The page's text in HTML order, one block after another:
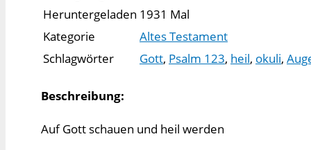
Heruntergeladen 1931 Mal
Kategorie
Altes Testament
Schlagwörter
Gott, Psalm 123, heil, okuli,
Beschreibung:
Auf Gott schauen und heil werden